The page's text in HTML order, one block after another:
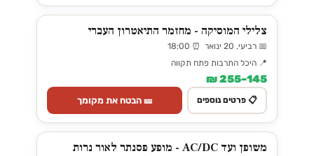
צלילי המוסיקה - מחזמר התיאטרון העברי
📅 רביעי, 20 ינואר ⏰ 18:00
📍 היכל התרבות פתח תקווה
145–255 ₪
📋 פרטים נוספים 🎫 הבטח את מקומך
משופן ועד AC/DC - מופע פסנתר לאור נרות